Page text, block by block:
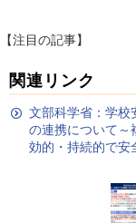
【注目の記事】
関連リンク
文部科学省：学校
の連携について～
効的・持続的で安